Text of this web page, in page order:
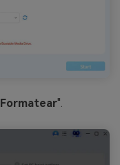
Formatear".󠀲󠀡󠀩󠀣󠀡󠀩󠀣󠀡󠀡